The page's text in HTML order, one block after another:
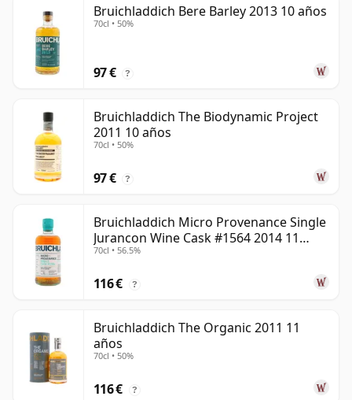
Bruichladdich Bere Barley 2013 10 años
70cl • 50%
97 € ?
Bruichladdich The Biodynamic Project
2011 10 años
70cl • 50%
97 € ?
Bruichladdich Micro Provenance Single
Jurancon Wine Cask #1564 2014 11
años
70cl • 56.5%
116 € ?
Bruichladdich The Organic 2011 11
años
70cl • 50%
116 € ?